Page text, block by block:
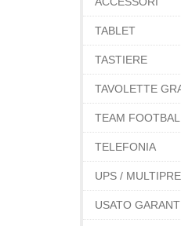
TABLET
TASTIERE
TAVOLETTE
TEAM
TELEFONIA
UPS /
USATO